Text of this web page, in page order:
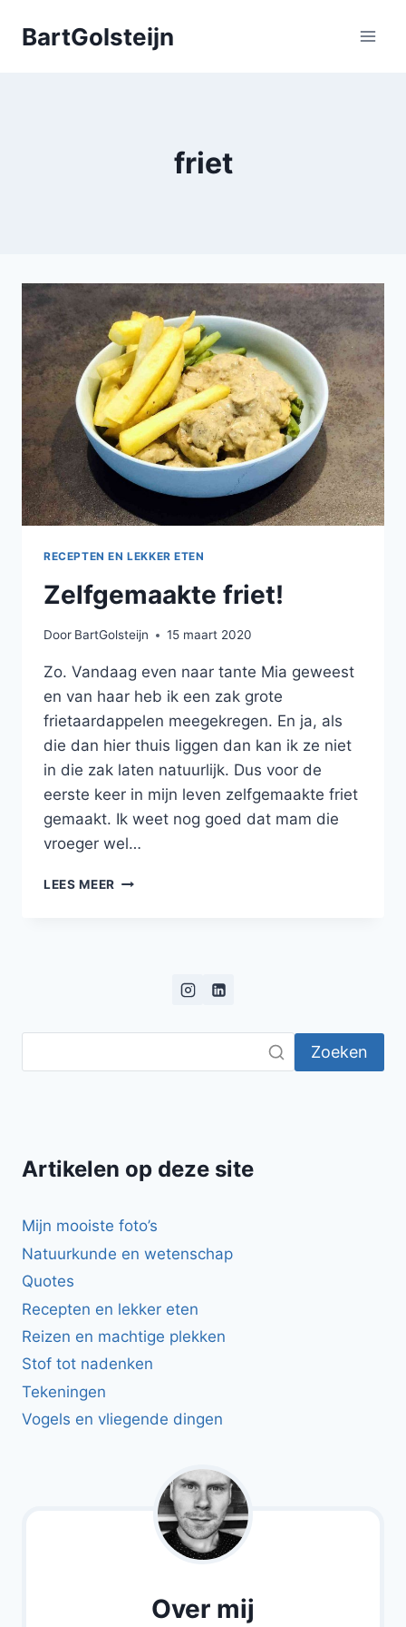
naarBartGolsteijn
friet
RECEPTEN EN LEKKER ETEN
Zelfgemaakte friet!
Door BartGolsteijn 15 maart 2020
Zo. Vandaag even naar tante Mia geweest
en van haar heb ik een zak grote
frietaardappelen meegekregen. En ja, als
die dan hier thuis liggen dan kan ik ze niet
in die zak laten natuurlijk. Dus voor de
eerste keer in mijn leven zelfgemaakte friet
gemaakt. Ik weet nog goed dat mam die
vroeger wel…
LEES MEER ZELFGEMAAKTE
Zoeken
Artikelen op deze site
Mijn mooiste foto’s
Natuurkunde en wetenschap
Quotes
Recepten en lekker eten
Reizen en machtige plekken
Stof tot nadenken
Tekeningen
Vogels en vliegende dingen
Over mij